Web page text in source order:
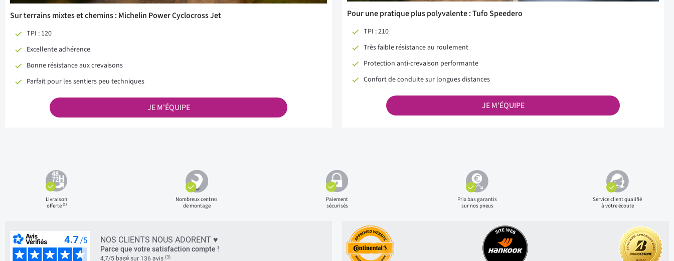
Sur terrains mixtes et chemins : Michelin Power Cyclocross Jet
TPI : 120
Excellente adhérence
Bonne résistance aux crevaisons
Parfait pour les sentiers peu techniques
JE M'ÉQUIPE
Pour une pratique plus polyvalente : Tufo Speedero
TPI : 210
Très faible résistance au roulement
Protection anti-crevaison performante
Confort de conduite sur longues distances
JE M'ÉQUIPE
Livraison
offerte(1)
Nombreux centres
de montage
Paiement
sécurisés
Prix basgarantis
sur nos pneus
Service client qualifié
à votre écoute
NOS CLIENTS NOUS ADORENT ♥
Parce que votre satisfaction compte !
4,7/5 basé sur 136 avis (3)